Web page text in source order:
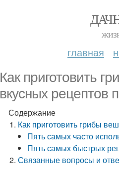
главная
Как приготовить
вкусных рецептов
Содержание
Как приготовить грибы
Пять самых часто
Пять самых быстрых
Связанные вопросы и